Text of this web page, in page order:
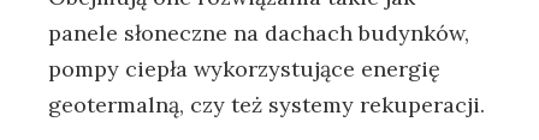
panele słoneczne na dachach budynków,‌
pompy‍ ciepła wykorzystujące⁣ energię
geotermalną, czy też‍ systemy rekuperacji.